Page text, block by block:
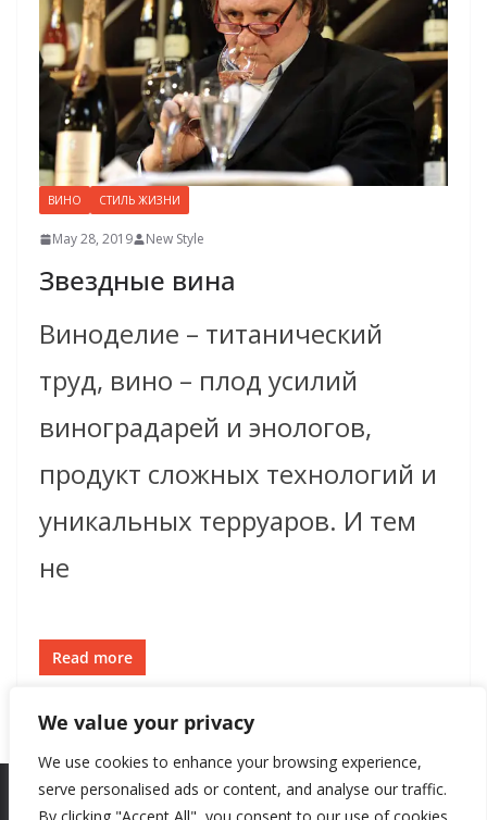
We value your privacy
We use cookies to enhance your browsing experience,
serve personalised ads or content, and analyse our traffic.
ВИНО СТИЛЬ ЖИЗНИ
May 28, 2019 New Style
Звездные вина
Виноделие – титанический
труд, вино – плод усилий
виноградарей и энологов,
продукт сложных технологий и
уникальных терруаров. И тем
не
Read more